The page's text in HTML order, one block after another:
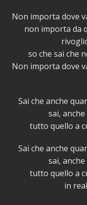
Non importa dove
non importa da
so che sai che
Non importa dove
Sai che anche
sai,
tutto quello a
Sai che anche
sai,
tutto quello a
in